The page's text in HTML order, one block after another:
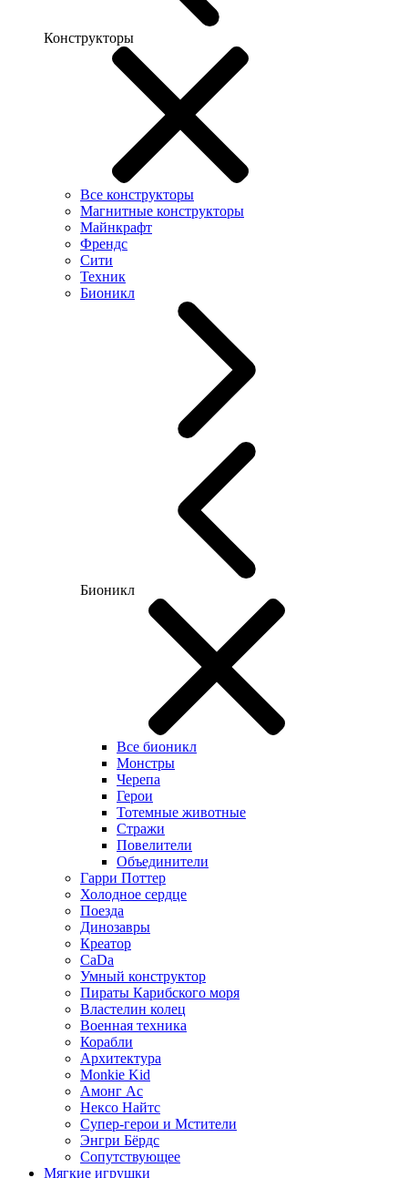
Конструкторы
Все конструкторы
Магнитные конструкторы
Майнкрафт
Френдс
Сити
Техник
Бионикл
Бионикл
Все бионикл
Монстры
Черепа
Герои
Тотемные животные
Стражи
Повелители
Объединители
Гарри Поттер
Холодное сердце
Поезда
Динозавры
Креатор
CaDa
Умный конструктор
Пираты Карибского моря
Властелин колец
Военная техника
Корабли
Архитектура
Monkie Kid
Амонг Ас
Нексо Найтс
Супер-герои и Мстители
Энгри Бёрдс
Сопутствующее
Мягкие игрушки